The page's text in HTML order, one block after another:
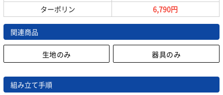
ターポリン
6,790円
関連商品
生地のみ 器具のみ
組み立て手順